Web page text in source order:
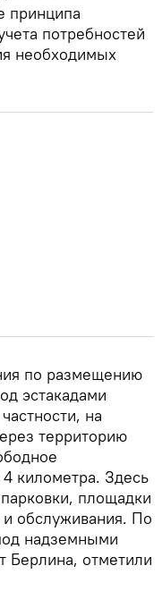
принципа
потребностей
необходимых
по размещению
эстакадами
на
территорию
километра. Здесь
площадки
и обслуживания. По
надземными
Берлина, отметили